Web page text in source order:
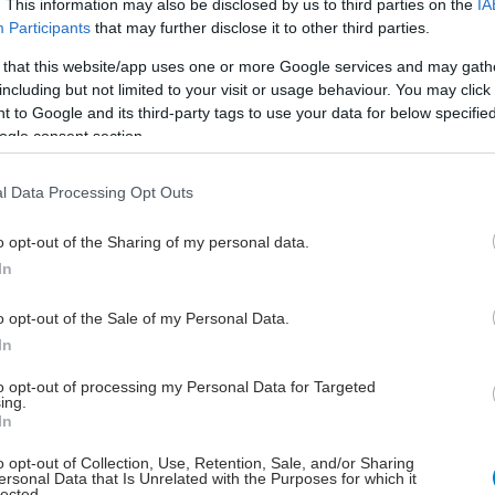
This information may also be disclosed by us to third parties on the
Participants that may further disclose it to other third parties.
that this website/app uses one or more Google services and may
but not limited to your visit or usage behaviour. You may
to Google and its third-party tags to use your data for below
consent section.
Data Processing Opt Outs
opt-out of the Sharing of my personal data.
opt-out of the Sale of my Personal Data.
opt-out of processing my Personal Data for Targeted
opt-out of Collection, Use, Retention, Sale, and/or Sharing
Data that Is Unrelated with the Purposes for which it
σε δημόσιο νοσοκομείο
Μπόνιου εξηγεί στο iatronet.gr τα
πλεονεκτήματα της ανώδυνης,
απαιτεί μόλις 1 ως 5 συνεδρίες.
Αντιδρά σε αιφνιδιαστικές
- άδειες υπερήχων
δερματολόγους.